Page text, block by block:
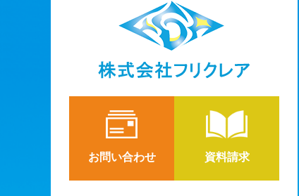
お問い合わせ 資料請求